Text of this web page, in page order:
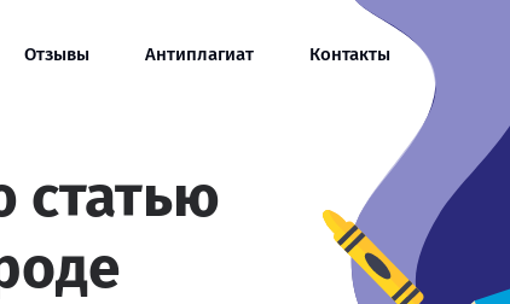
Отзывы Антиплагиат Контакты
статью